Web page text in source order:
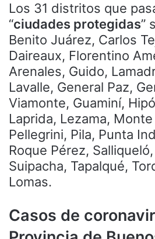
Los 31 distritos que
“ciudades protegidas”
Benito Juárez, Carlos
Daireaux, Florentino
Arenales, Guido,
Lavalle, General Paz,
Viamonte, Guaminí,
Laprida, Lezama,
Pellegrini, Pila, Punta
Roque Pérez,
Suipacha, Tapalqué,
Lomas.
Casos de